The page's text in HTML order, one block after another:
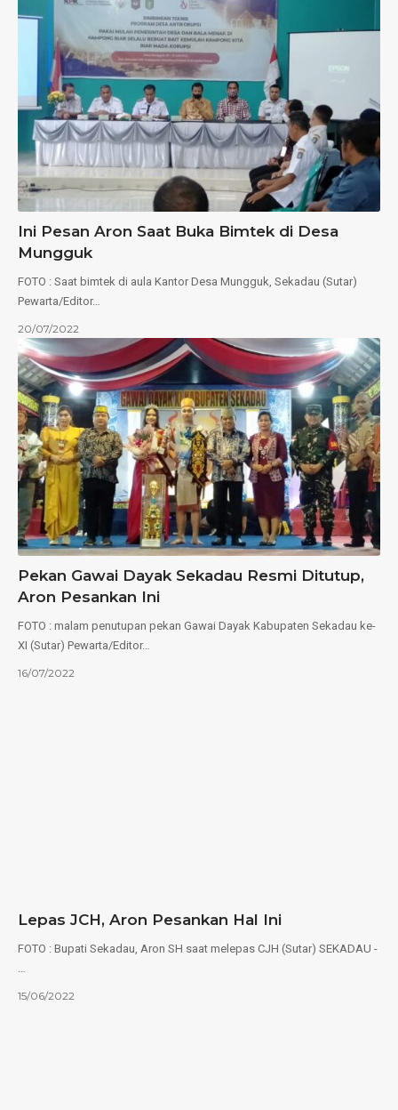
Ini Pesan Aron Saat Buka Bimtek di Desa
Mungguk
FOTO : Saat bimtek di aula Kantor Desa Mungguk, Sekadau (Sutar)
Pewarta/Editor…
20/07/2022
Pekan Gawai Dayak Sekadau Resmi Ditutup,
Aron Pesankan Ini
FOTO : malam penutupan pekan Gawai Dayak Kabupaten Sekadau ke-
XI (Sutar) Pewarta/Editor…
16/07/2022
Lepas JCH, Aron Pesankan Hal Ini
FOTO : Bupati Sekadau, Aron SH saat melepas CJH (Sutar) SEKADAU -
15/06/2022